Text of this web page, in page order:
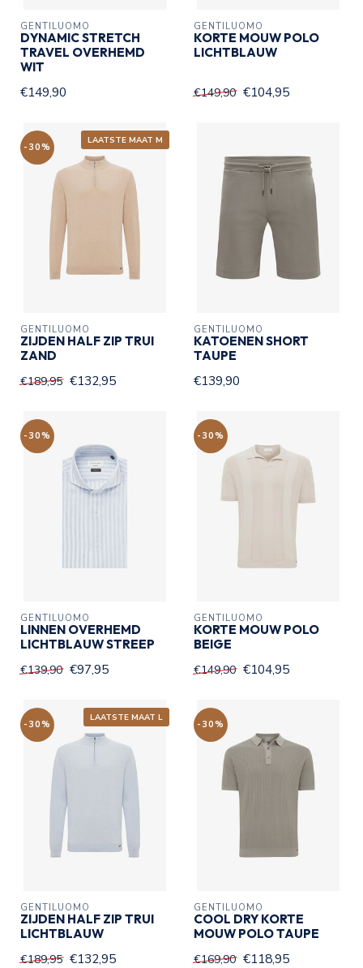
GENTILUOMO
DYNAMIC STRETCH
TRAVEL OVERHEMD
WIT
€149,90
GENTILUOMO
KORTE MOUW POLO
LICHTBLAUW
€149,90 €104,95
LAATSTE MAAT M
-30%
GENTILUOMO
ZIJDEN HALF ZIP TRUI
ZAND
€189,95 €132,95
GENTILUOMO
KATOENEN SHORT
TAUPE
€139,90
-30%
GENTILUOMO
LINNEN OVERHEMD
LICHTBLAUW STREEP
€139,90 €97,95
-30%
GENTILUOMO
KORTE MOUW POLO
BEIGE
€149,90 €104,95
LAATSTE MAAT L
-30%
GENTILUOMO
ZIJDEN HALF ZIP TRUI
LICHTBLAUW
€189,95 €132,95
-30%
GENTILUOMO
COOL DRY KORTE
MOUW POLO TAUPE
€169,90 €118,95